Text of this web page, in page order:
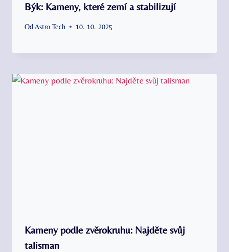
Býk: Kameny, které zemí a stabilizují
Od Astro Tech 10. 10. 2025
Kameny podle zvěrokruhu: Najděte svůj
talisman